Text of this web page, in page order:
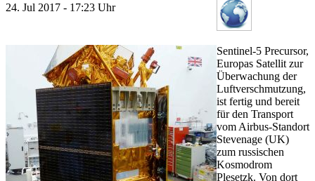
24. Jul 2017 - 17:23 Uhr
Sentinel-5 Precursor,
Europas Satellit zur
Überwachung der
Luftverschmutzung,
ist fertig und bereit
für den Transport
vom Airbus-Standort
Stevenage (UK)
zum russischen
Kosmodrom
Plesetzk. Von dort